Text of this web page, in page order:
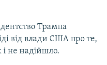
Трампа
від влади США про те,
і не надійшло.